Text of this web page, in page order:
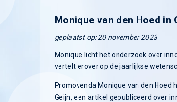
Monique van den Hoed in
geplaatst op: 20 november 2023
Monique licht het onderzoek over
vertelt erover op de jaarlijkse
Promovenda Monique van den
Geijn, een artikel gepubliceerd over